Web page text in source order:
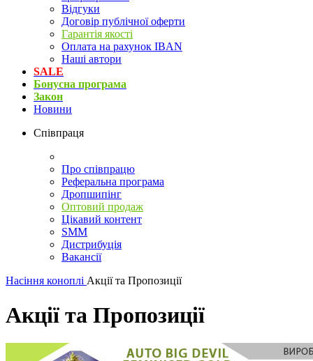
Відгуки
Договір публічної оферти
Гарантія якості
Оплата на рахунок IBAN
Наші автори
SALE
Бонусна програма
Закон
Новини
Співпраця
Про співпрацю
Реферальна програма
Дропшипінг
Оптовий продаж
Цікавий контент
SMM
Дистрибуція
Вакансії
Насіння коноплі Акції та Пропозиції
Акції та Пропозиції